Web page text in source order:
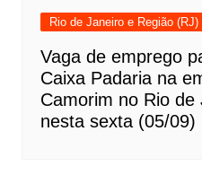
Rio de Janeiro e Região (RJ)
Vaga de emprego
Caixa Padaria na
Camorim no Rio de
nesta sexta (05/09)